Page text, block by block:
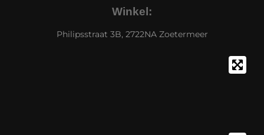
Winkel:
Philipsstraat 3B, 2722NA Zoetermeer